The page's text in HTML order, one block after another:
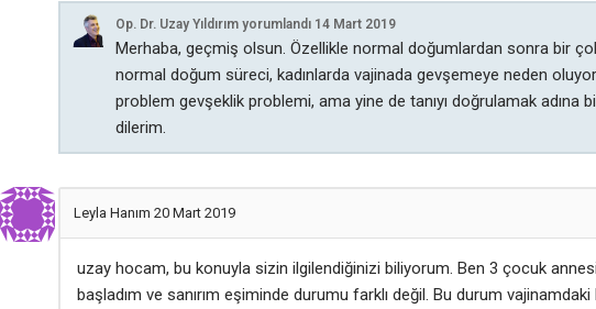
Op. Dr. Uzay Yıldırım yorumlandı 14 Mart 2019
Merhaba, geçmiş olsun. Özellikle normal doğumlardan sonra bir
normal doğum süreci, kadınlarda vajinada gevşemeye neden
problem gevşeklik problemi, ama yine de tanıyı doğrulamak adına
dilerim.
Leyla Hanım 20 Mart 2019
uzay hocam, bu konuyla sizin ilgilendiğinizi biliyorum. Ben 3 çocuk
başladım ve sanırım eşiminde durumu farklı değil. Bu durum